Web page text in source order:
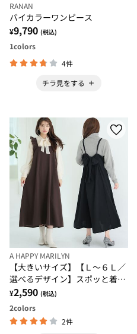
RANAN
バイカラーワンピース
¥9,790 (税込)
1colors
4件
チラ見をする
A HAPPY MARILYN
【大きいサイズ】【Ｌ～６Ｌ／
選べるデザイン】スポッと着ら
れる！バックデザインワンピ－
ス
¥2,590 (税込)
2colors
2件